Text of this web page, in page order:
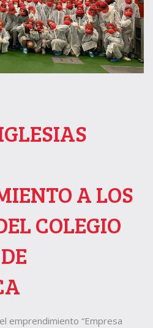
A LOS
COLEGIO
emprendimiento “Empresa